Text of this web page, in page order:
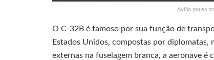
Avião pousa
O C-32B é famoso por sua função de
Estados Unidos, compostas por
externas na fuselagem branca, a aeronave